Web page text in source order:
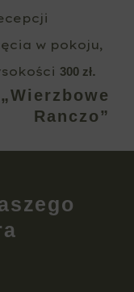
w pokoju,
300 zł.
Ranczo”